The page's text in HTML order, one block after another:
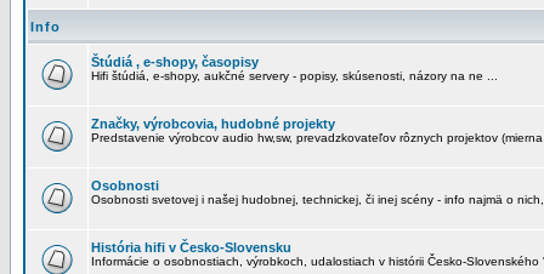
Info
Štúdiá , e-shopy, časopisy
Hifi štúdiá, e-shopy, aukčné servery - popisy, skúsenosti, názory na ne ...
Značky, výrobcovia, hudobné projekty
Predstavenie výrobcov audio hw,sw, prevadzkovateľov rôznych projektov
Osobnosti
Osobnosti svetovej i našej hudobnej, technickej, či inej scény - info najmä o
História hifi v Česko-Slovensku
Informácie o osobnostiach, výrobkoch, udalostiach v histórii Česko-Slovenského